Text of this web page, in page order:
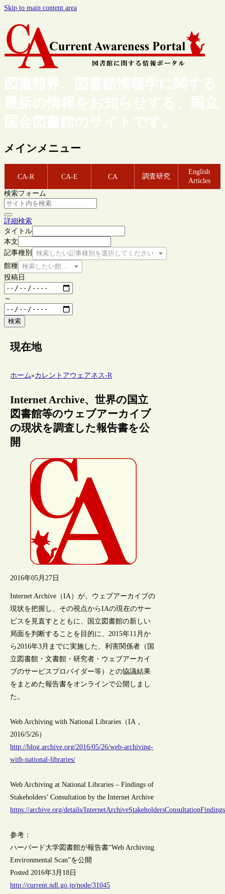
Skip to main content area
図書館界、図書館情報学に関する
最新の情報をお知らせする、国立
国会図書館のサイトです。
メインメニュー
CA-R CA-E CA 調査研究
English
Articles
検索フォーム
詳細検索
タイトル
本文
記事種別
検索したい記事種別を選択してください
館種 検索したい館種を選択してください
投稿日
～
検索
現在地
ホーム»カレントアウェアネス-R
Internet Archive、世界の国立
図書館等のウェブアーカイブ
の現状を調査した報告書を公
開
2016年05月27日
Internet Archive（IA）が、ウェブアーカイブの
現状を把握し、その視点からIAの現在のサー
ビスを見直すとともに、国立図書館の新しい
局面を判断することを目的に、2015年11月か
ら2016年3月までに実施した、利害関係者（国
立図書館・文書館・研究者・ウェブアーカイ
ブのサービスプロバイダー等）との協議結果
をまとめた報告書をオンラインで公開しまし
た。
Web Archiving with National Libraries（IA，
2016/5/26）
http://blog.archive.org/2016/05/26/web-archiving-
with-national-libraries/
Web Archiving at National Libraries – Findings of
Stakeholders’ Consultation by the Internet Archive
https://archive.org/details/
参考：
ハーバード大学図書館が報告書“Web Archiving
Environmental Scan”を公開
Posted 2016年3月18日
http://current.ndl.go.jp/node/31045